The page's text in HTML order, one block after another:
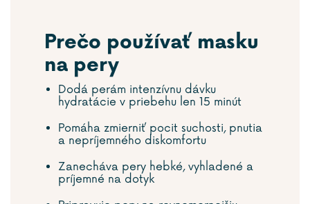
Prečo používať masku
na pery
Dodá perám intenzívnu dávku
hydratácie v priebehu len 15 minút
Pomáha zmierniť pocit suchosti, pnutia
a nepríjemného diskomfortu
Zanecháva pery hebké, vyhladené a
príjemné na dotyk